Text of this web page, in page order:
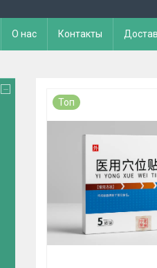
О нас Контакты
Топ